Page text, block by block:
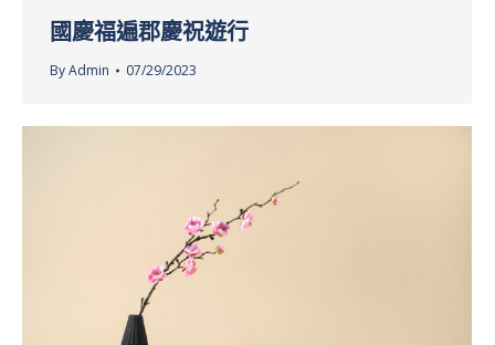
國慶福遍郡慶祝遊行
ByAdmin 07/29/2023